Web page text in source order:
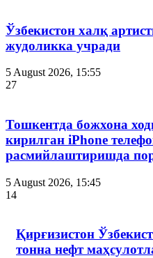
Ўзбекистон халқ
жудоликка учради
5 August 2026, 15:55
27
Тошкентда божхона
кирилган iPhone
расмийлаштиришда
5 August 2026, 15:45
14
Қирғизистон
тонна нефт